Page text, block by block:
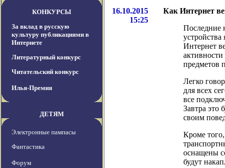
КОНКУРСЫ
За вклад в русскую
культуру публикациями в
Интернете
Литературный конкурс
Читательский конкурс
Илья-Премия
ДЕТЯМ
Электронные пампасы
Фантастика
Форум
16.10.2015
15:25
Как Интернет
Последние
Интернет
предметов
Легко
для всех
все
Завтра это
своим
Кроме
оснащены
будут